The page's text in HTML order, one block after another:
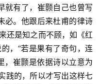
就有了，崔颢自己也曾写
必。他跟后来杜甫的律诗
还是知之而不顾，如《红
，“若是果有了奇句，连
，崔颢是依据诗以立意为
践的，所以才写出这样七